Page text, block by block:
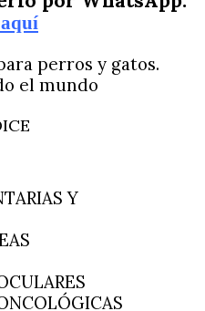
perros y gatos.
el mundo
Y